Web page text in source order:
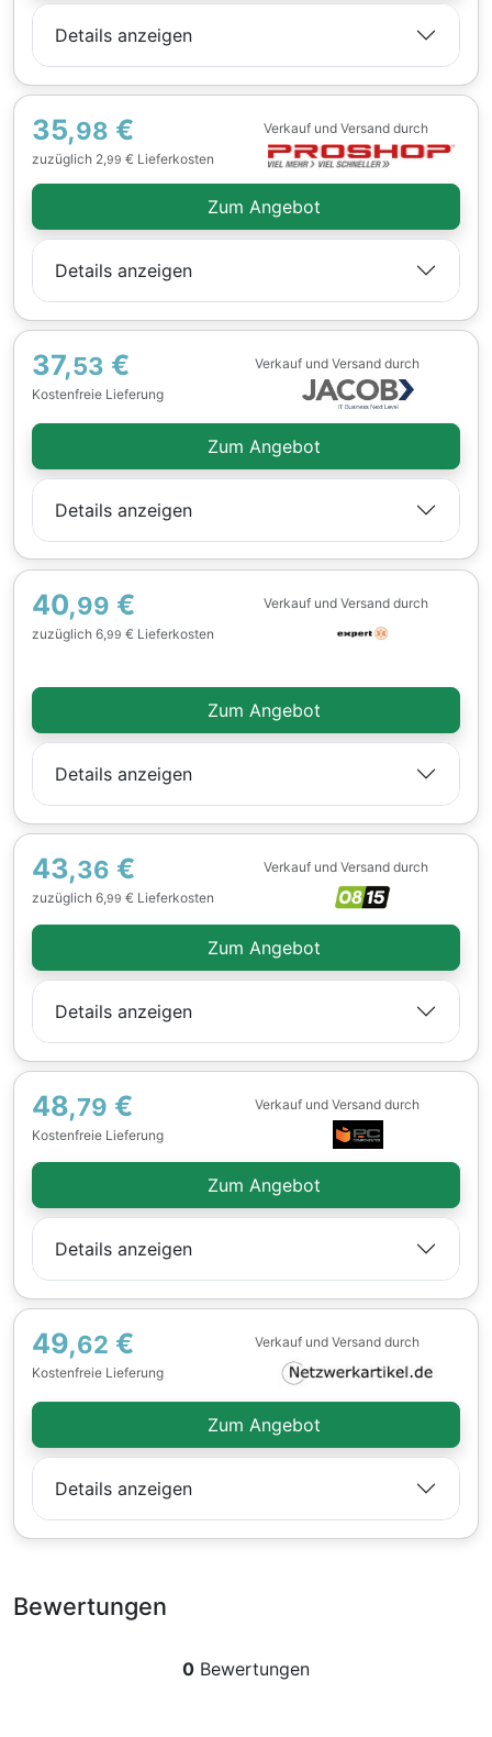
Details anzeigen
35,98 €
zuzüglich 2,99 € Lieferkosten
Verkauf und Versand durch
Zum Angebot
Details anzeigen
37,53 €
Kostenfreie Lieferung
Verkauf und Versand durch
Zum Angebot
Details anzeigen
40,99 €
zuzüglich 6,99 € Lieferkosten
Verkauf und Versand durch
Zum Angebot
Details anzeigen
43,36 €
zuzüglich 6,99 € Lieferkosten
Verkauf und Versand durch
Zum Angebot
Details anzeigen
48,79 €
Kostenfreie Lieferung
Verkauf und Versand durch
Zum Angebot
Details anzeigen
49,62 €
Kostenfreie Lieferung
Verkauf und Versand durch
Zum Angebot
Details anzeigen
Bewertungen
0 Bewertungen